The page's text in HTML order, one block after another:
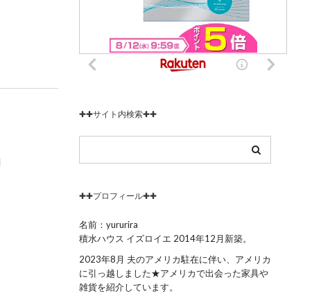
✚✚サイト内検索✚✚
✚✚プロフィール✚✚
名前：yururira
積水ハウス イズロイエ 2014年12月新築。
2023年8月 夫のアメリカ駐在に伴い、アメリカ
に引っ越しました★アメリカで出会った家具や
雑貨を紹介しています。